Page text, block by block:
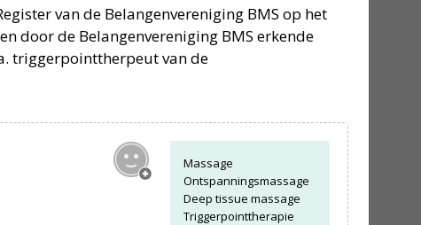
van de Belangenvereniging BMS op het
door de Belangenvereniging BMS erkende
triggerpointtherpeutvan de
Massage
Ontspanningsmassage
Deep tissue massage
Triggerpointtherapie